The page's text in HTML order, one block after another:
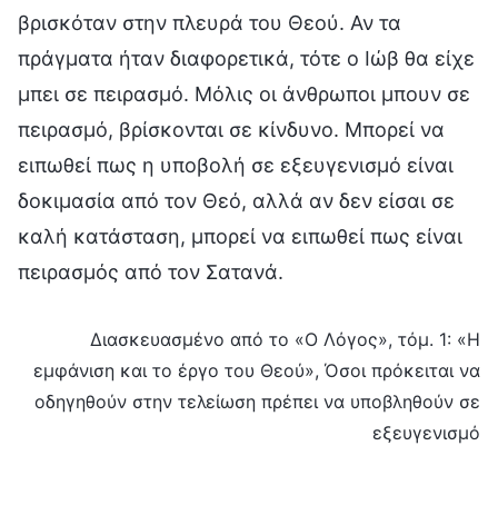
βρισκόταν στην πλευρά του Θεού. Αν τα
πράγματα ήταν διαφορετικά, τότε ο Ιώβ θα είχε
μπει σε πειρασμό. Μόλις οι άνθρωποι μπουν σε
πειρασμό, βρίσκονται σε κίνδυνο. Μπορεί να
ειπωθεί πως η υποβολή σε εξευγενισμό είναι
δοκιμασία από τον Θεό, αλλά αν δεν είσαι σε
καλή κατάσταση, μπορεί να ειπωθεί πως είναι
πειρασμός από τον Σατανά.
Διασκευασμένο από το «Ο Λόγος», τόμ. 1: «Η
εμφάνιση και το έργο του Θεού», Όσοι πρόκειται να
οδηγηθούν στην τελείωση πρέπει να υποβληθούν σε
εξευγενισμό